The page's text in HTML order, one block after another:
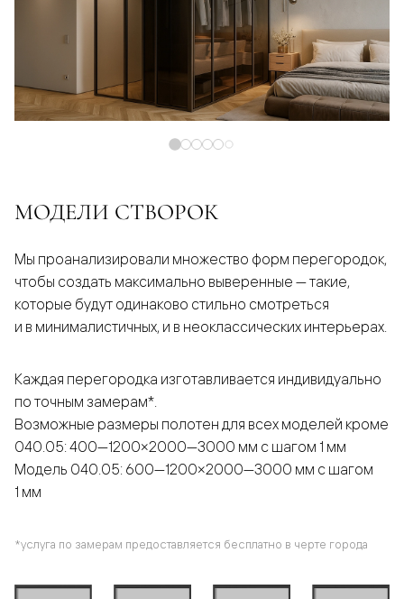
МОДЕЛИ СТВОРОК
Мы проанализировали множество форм перегородок,
чтобы создать максимально выверенные — такие,
которые будут одинаково стильно смотреться
и в минималистичных, и в неоклассических интерьерах.
Каждая перегородка изготавливается индивидуально
по точным замерам*.
Возможные размеры полотен для всех моделей кроме
040.05: 400—1200×2000—3000 мм с шагом 1 мм
Модель 040.05: 600—1200×2000—3000 мм с шагом
1 мм
*услуга по замерам предоставляется бесплатно в черте города